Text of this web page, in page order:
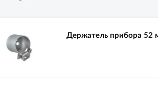
Держатель прибора 52